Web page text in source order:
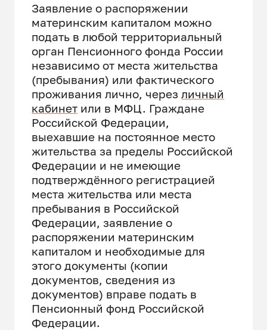
Заявление о распоряжении
материнским капиталом можно
подать в любой территориальный
орган Пенсионного фонда России
независимо от места жительства
(пребывания) или фактического
проживания лично, черезличный
кабинет или в МФЦ. Граждане
Российской Федерации,
выехавшие на постоянное место
жительства за пределы Российской
Федерации и не имеющие
подтверждённого регистрацией
места жительства или места
пребывания в Российской
Федерации, заявление о
распоряжении материнским
капиталом и необходимые для
этого документы (копии
документов, сведения из
документов) вправе подать в
Пенсионный фонд Российской
Федерации.